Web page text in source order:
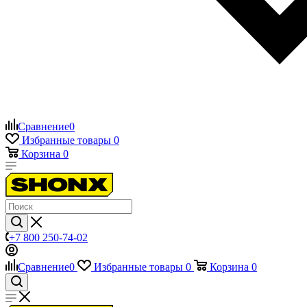
Сравнение0
Избранные товары 0
Корзина 0
+7 800 250-74-02
Сравнение0 Избранные товары 0 Корзина 0